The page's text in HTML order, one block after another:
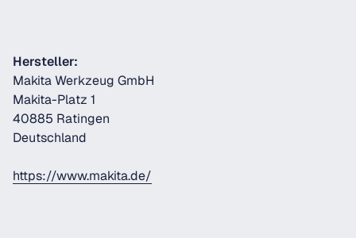
Hersteller:
Makita Werkzeug GmbH
Makita-Platz 1
40885 Ratingen
Deutschland
https://www.makita.de/